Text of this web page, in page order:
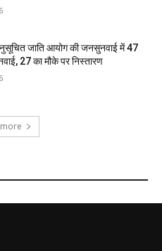
जाति आयोग की जनसुनवाई में 47
27 का मौके पर निस्तारण